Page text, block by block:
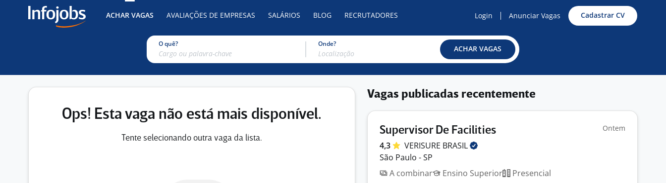
ACHAR VAGAS AVALIAÇÕES DE EMPRESAS SALÁRIOS BLOG RECRUTADORES Login Anunciar Vagas Cadastrar CV
O quê? Onde?
ACHAR VAGAS
Ops! Esta vaga não está mais disponível.
Tente selecionando outra vaga da lista.
Vagas publicadas recentemente
Supervisor De Facilities Ontem
4,3 VERISURE BRASIL
São Paulo - SP
A combinar
Ensino Superior
Presencial